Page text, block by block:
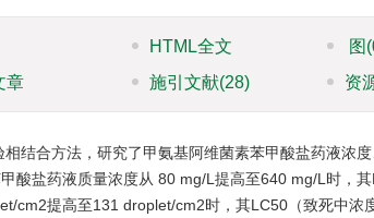
HTML全文 图
章
施引文献(28) 资
结合方法，研究了甲氨基阿维菌素苯甲酸盐药液浓
酸盐药液质量浓度从 80 mg/L提高至640 mg/L时，
cm2提高至131 droplet/cm2时，其LC50（致死中浓